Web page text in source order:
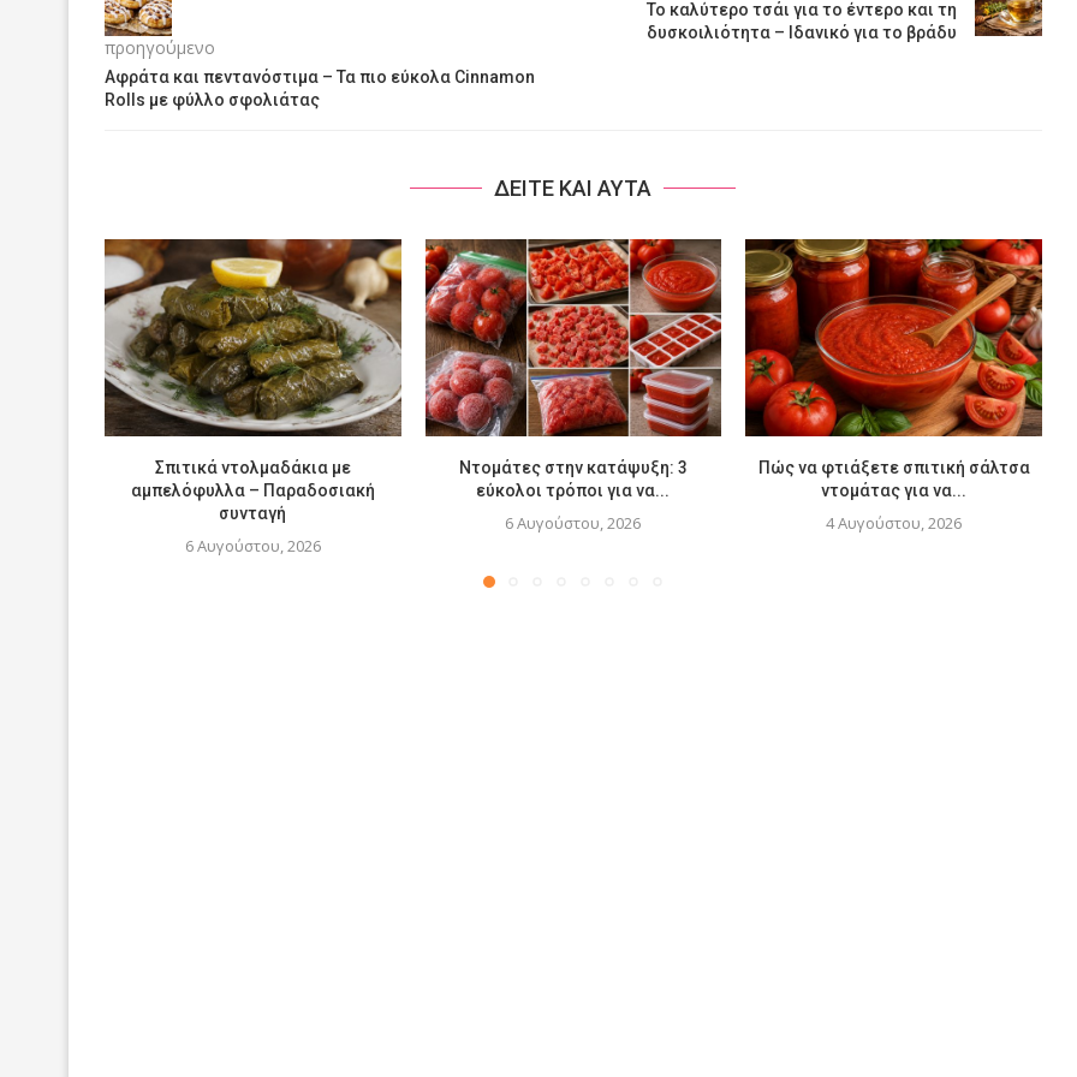
προηγούμενο
Αφράτα και πεντανόστιμα – Τα πιο εύκολα Cinnamon
Rolls με φύλλο σφολιάτας
Το καλύτερο τσάι για το έντερο και τη
δυσκοιλιότητα – Ιδανικό για το βράδυ
ΔΕΙΤΕ ΚΑΙ ΑΥΤΑ
Σπιτικά ντολμαδάκια με
αμπελόφυλλα – Παραδοσιακή
συνταγή
6 Αυγούστου, 2026
Ντομάτες στην κατάψυξη: 3
εύκολοι τρόποι για να...
6 Αυγούστου, 2026
Πώς να φτιάξετε σπιτική σάλτσα
ντομάτας για να...
4 Αυγούστου, 2026